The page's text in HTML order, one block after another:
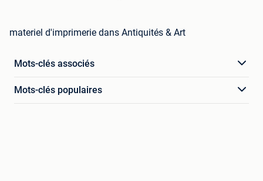
materiel d'imprimerie dans Antiquités & Art
Mots-clés associés
Mots-clés populaires